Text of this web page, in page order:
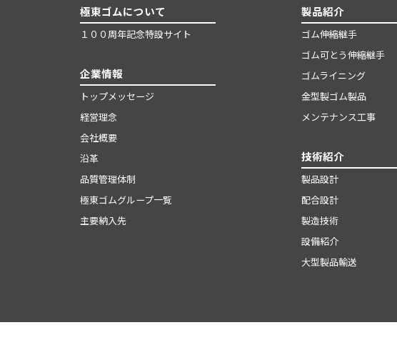
極東ゴムについて
１００周年記念特設サイト
企業情報
トップメッセージ
経営理念
会社概要
沿革
品質管理体制
極東ゴムグループ一覧
主要納入先
製品紹介
ゴム伸縮継手
ゴム可とう伸縮継手
ゴムライニング
金型製ゴム製品
メンテナンス工事
技術紹介
製品設計
配合設計
製造技術
設備紹介
大型製品輸送